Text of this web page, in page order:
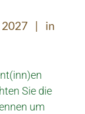
2027 | in
Sie die
um